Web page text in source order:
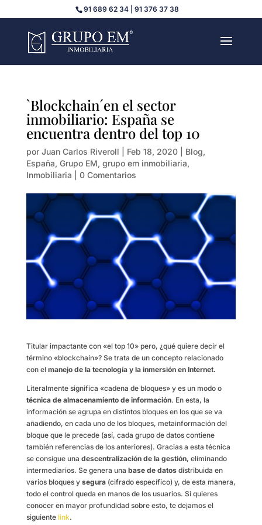
91 689 62 34 | 91 376 37 38
`Blockchain´en el sector
inmobiliario: España se
encuentra dentro del top 10
por Juan Carlos Riveroll Feb 18, 2020| Blog,
España, Grupo EM, grupo em inmobiliaria,
Inmobiliaria
0 Comentarios
Titular impactante con «el top 10» pero, ¿qué quiere decir el
término «blockchain»? Se trata de un concepto relacionado
con elmanejo de la tecnología y la inmersión en Internet.
Literalmente significa «cadena de bloques» y es un modo o
técnica de almacenamiento de información. En esta, la
información se agrupa en distintos bloques en los que se va
añadiendo, en cada uno de los bloques, metainformación del
bloque que le precede (así, cada grupo de datos contiene
también referencias de los anteriores). Gracias a esta técnica
se consigue una descentralización de la gestión, eliminando
intermediarios. Se genera una base de datosdistribuida en
varios bloques y segura(cifrado específico) y, de esta manera,
todo el control queda en manos de los usuarios. Si quieres
conocer en mayor profundidad sobre esto, te dejamos el
siguiente link.